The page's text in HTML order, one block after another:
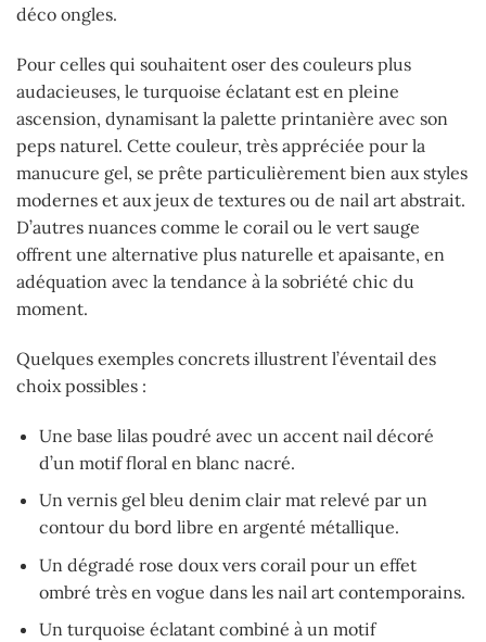
déco ongles.
Pour celles qui souhaitent oser des couleurs plus
audacieuses, le turquoise éclatant est en pleine
ascension, dynamisant la palette printanière avec son
peps naturel. Cette couleur, très appréciée pour la
manucure gel, se prête particulièrement bien aux styles
modernes et aux jeux de textures ou de nail art abstrait.
D’autres nuances comme le corail ou le vert sauge
offrent une alternative plus naturelle et apaisante, en
adéquation avec la tendance à la sobriété chic du
moment.
Quelques exemples concrets illustrent l’éventail des
choix possibles :
Une base lilas poudré avec un accent nail décoré
d’un motif floral en blanc nacré.
Un vernis gel bleu denim clair mat relevé par un
contour du bord libre en argenté métallique.
Un dégradé rose doux vers corail pour un effet
ombré très en vogue dans les nail art contemporains.
Un turquoise éclatant combiné à un motif